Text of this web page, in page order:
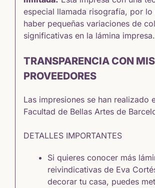
especial llamada risografía, por lo
haber pequeñas variaciones de
significativas en la lámina impresa.
TRANSPARENCIA CON MIS
PROVEEDORES
Las impresiones se han realizado
Facultad de Bellas Artes de
DETALLES IMPORTANTES
Si quieres conocer más
reivindicativas de Eva
decorar tu casa, puedes